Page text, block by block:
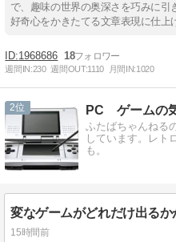
で、趣味の世界の奥深さを巧みに引
好奇心をかきたてる文章表現に仕上
1968686 18
週間IN:230 週間OUT:1110 月間IN:1020
2 PC ゲームの
ふたばちゃんねる
しています。レト
も。
15時間前